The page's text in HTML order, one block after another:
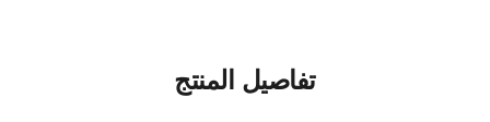
تفاصيل المنتج